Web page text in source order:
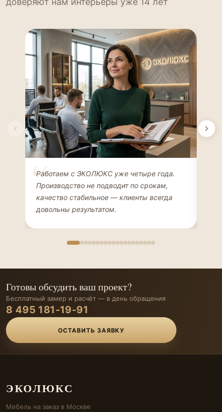
Елена Соколова
ДИЗАЙНЕР ИНТЕРЬЕРОВ
Работаем с ЭКОЛЮКС уже четыре года.
Производство не подводит по срокам,
качество стабильное — клиенты всегда
довольны результатом.
Готовы обсудить ваш проект?
Бесплатный замер и расчёт — в день обращения
8 495 181-19-91
ОСТАВИТЬ ЗАЯВКУ
ЭКОЛЮКС
Мебель на заказ в Москве